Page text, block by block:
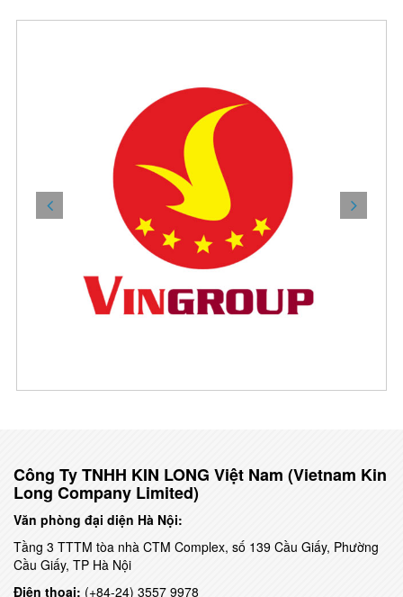
Công Ty TNHH KIN LONG Việt Nam (Vietnam Kin
Long Company Limited)
Văn phòng đại diện Hà Nội:
Tầng 3 TTTM tòa nhà CTM Complex, số 139 Cầu Giấy, Phường
Cầu Giấy, TP Hà Nội
Điện thoại: (+84-24) 3557 9978